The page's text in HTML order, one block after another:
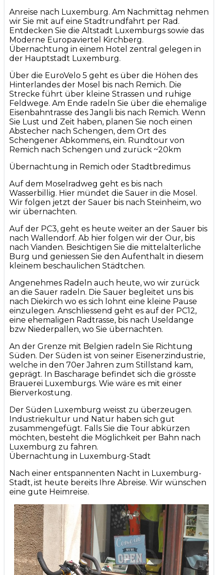
Anreise nach Luxemburg. Am Nachmittag nehmen
wir Sie mit auf eine Stadtrundfahrt per Rad.
Entdecken Sie die Altstadt Luxemburgs sowie das
Moderne Europaviertel Kirchberg.
Übernachtung in einem Hotel zentral gelegen in
der Hauptstadt Luxemburg.
Über die EuroVelo 5 geht es über die Höhen des
Hinterlandes der Mosel bis nach Remich. Die
Strecke führt über kleine Strassen und ruhige
Feldwege. Am Ende radeln Sie über die ehemalige
Eisenbahntrasse des Jangli bis nach Remich. Wenn
Sie Lust und Zeit haben, planen Sie noch einen
Abstecher nach Schengen, dem Ort des
Schengener Abkommens, ein. Rundtour von
Remich nach Schengen und zurück ~20km
Übernachtung in Remich oder Stadtbredimus
Auf dem Moselradweg geht es bis nach
Wasserbillig. Hier mündet die Sauer in die Mosel.
Wir folgen jetzt der Sauer bis nach Steinheim, wo
wir übernachten.
Auf der PC3, geht es heute weiter an der Sauer bis
nach Wallendorf. Ab hier folgen wir der Our, bis
nach Vianden. Besichtigen Sie die mittelalterliche
Burg und geniessen Sie den Aufenthalt in diesem
kleinem beschaulichen Städtchen.
Angenehmes Radeln auch heute, wo wir zurück
an die Sauer radeln. Die Sauer begleitet uns bis
nach Diekirch wo es sich lohnt eine kleine Pause
einzulegen. Anschliessend geht es auf der PC12,
eine ehemaligen Radtrasse, bis nach Useldange
bzw Niederpallen, wo Sie übernachten.
An der Grenze mit Belgien radeln Sie Richtung
Süden. Der Süden ist von seiner Eisenerzindustrie,
welche in den 70er Jahren zum Stillstand kam,
geprägt. In Bascharage befindet sich die grösste
Brauerei Luxemburgs. Wie wäre es mit einer
Bierverkostung.
Der Süden Luxemburg weisst zu überzeugen.
Industriekultur und Natur haben sich gut
zusammengefügt. Falls Sie die Tour abkürzen
möchten, besteht die Möglichkeit per Bahn nach
Luxemburg zu fahren.
Übernachtung in Luxemburg-Stadt
Nach einer entspannenten Nacht in Luxemburg-
Stadt, ist heute bereits Ihre Abreise. Wir wünschen
eine gute Heimreise.